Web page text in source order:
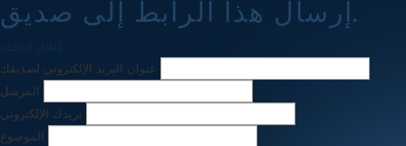
إرسال هذا الرابط إلى صديق.
إغلاق النافذة
عنوان البريد الإلكتروني لصديقك
المرسل
بريدك الإلكتروني
الموضوع